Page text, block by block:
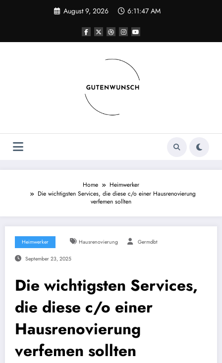
August 9, 2026 6:11:48 AM
Home
Heimwerker
Die wichtigsten Services, die diese c/o einer Hausrenovierung
verfemen sollten
Heimwerker Hausrenovierung Germdbt
September 23, 2025
Die wichtigsten Services,
die diese c/o einer
Hausrenovierung
verfemen sollten